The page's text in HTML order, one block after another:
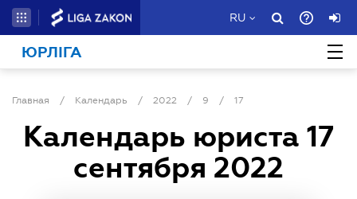
RU
ЮРЛІГА
Главная / Календарь / 2022 / 9 / 17
Календарь юриста 17
сентября 2022